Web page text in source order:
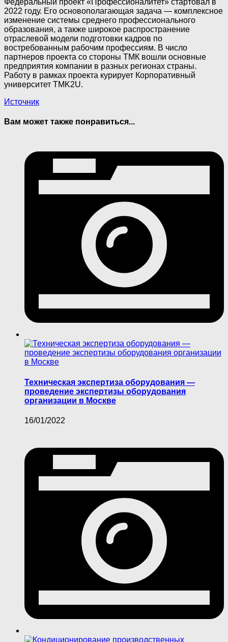
2022 году. Его основополагающая задача — комплексное
изменение системы среднего профессионального
образования, а также широкое распространение
отраслевой модели подготовки кадров по
востребованным рабочим профессиям. В число
партнеров проекта со стороны ТМК вошли основные
предприятия компании в разных регионах страны.
Работу в рамках проекта курирует Корпоративный
университет TMK2U.
Источник
Вам может также понравиться...
Техническая экспертиза оборудования —
проведение экспертизы оборудования
организации в Москве
16/01/2022